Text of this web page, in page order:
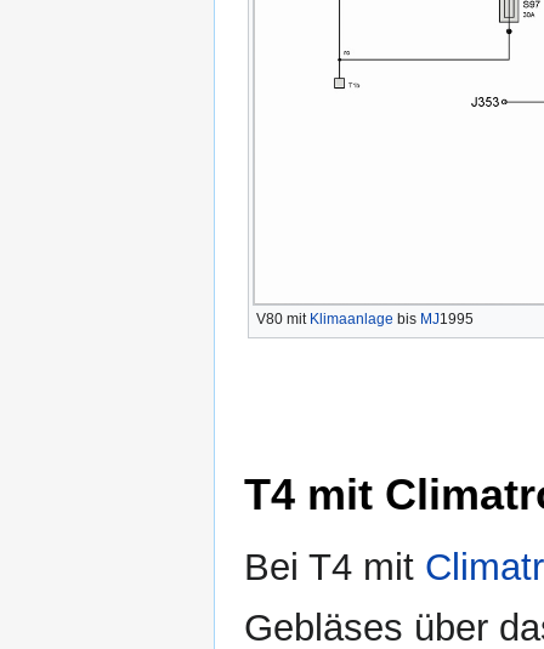
V80 mit Klimaanlage bis MJ1995
T4 mit
Bei T4 mit
Gebläses über